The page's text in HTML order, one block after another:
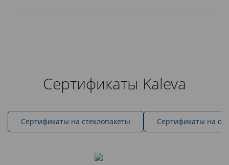
Сертификаты Kaleva
Cертификаты на стеклопакеты Сертификаты на